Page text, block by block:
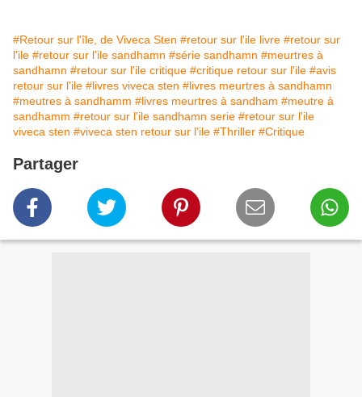
#Retour sur l'île, de Viveca Sten #retour sur l'ile livre #retour sur
l'ile #retour sur l'ile sandhamn #série sandhamn #meurtres à
sandhamn #retour sur l'ile critique #critique retour sur l'ile #avis
retour sur l'ile #livres viveca sten #livres meurtres à sandhamn
#meutres à sandhamm #livres meurtres à sandham #meutre à
sandhamm #retour sur l'ile sandhamn serie #retour sur l'ile
viveca sten #viveca sten retour sur l'ile #Thriller #Critique
Partager